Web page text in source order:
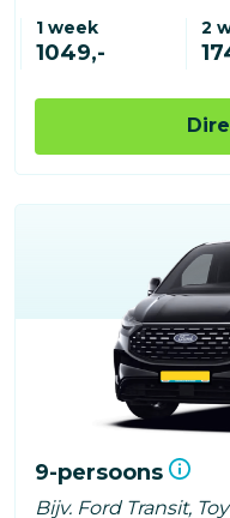
1 week
1049,-
2
9-persoons
Bijv. Ford Transit,